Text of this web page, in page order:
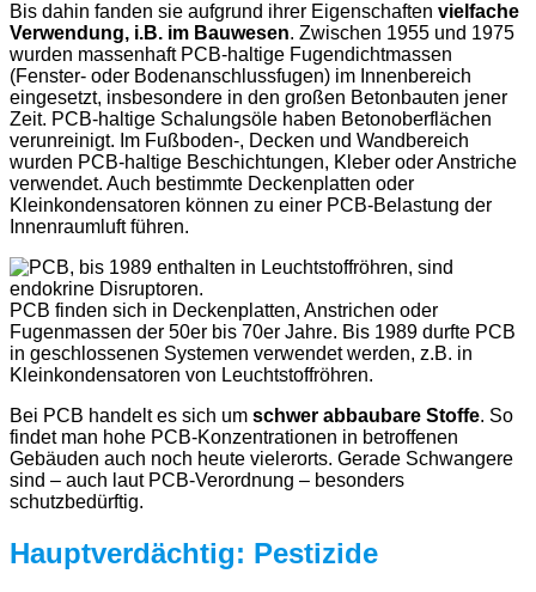
Bis dahin fanden sie aufgrund ihrer Eigenschaften vielfache
Verwendung, i.B. im Bauwesen. Zwischen 1955 und 1975
wurden massenhaft PCB-haltige Fugendichtmassen
(Fenster- oder Bodenanschlussfugen) im Innenbereich
eingesetzt, insbesondere in den großen Betonbauten jener
Zeit. PCB-haltige Schalungsöle haben Betonoberflächen
verunreinigt. Im Fußboden-, Decken und Wandbereich
wurden PCB-haltige Beschichtungen, Kleber oder Anstriche
verwendet. Auch bestimmte Deckenplatten oder
Kleinkondensatoren können zu einer PCB-Belastung der
Innenraumluft führen.
PCB finden sich in Deckenplatten, Anstrichen oder
Fugenmassen der 50er bis 70er Jahre. Bis 1989 durfte PCB
in geschlossenen Systemen verwendet werden, z.B. in
Kleinkondensatoren von Leuchtstoffröhren.
Bei PCB handelt es sich um schwer abbaubare Stoffe. So
findet man hohe PCB-Konzentrationen in betroffenen
Gebäuden auch noch heute vielerorts. Gerade Schwangere
sind – auch laut PCB-Verordnung – besonders
schutzbedürftig.
Hauptverdächtig: Pestizide